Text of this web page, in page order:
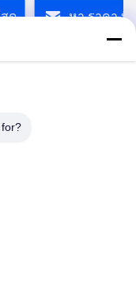
ด
หา ราคา ที่
Marketplace